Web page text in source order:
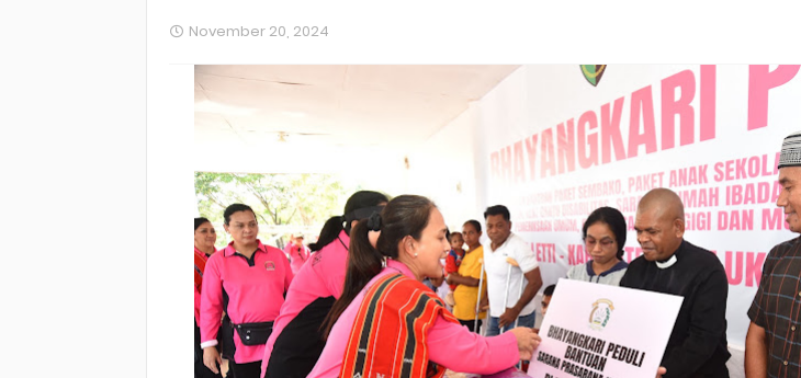
November 20, 2024